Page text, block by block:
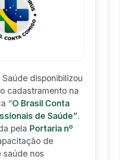
disponibilizou
cadastramento na
“O Brasil Conta
de Saúde”.
pela Portaria nº
de
saúde nos